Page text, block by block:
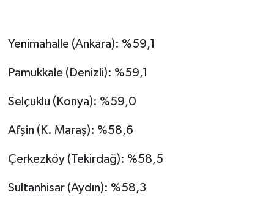
Yenimahalle (Ankara): %59,1
Pamukkale (Denizli): %59,1
Selçuklu (Konya): %59,0
Afşin (K. Maraş): %58,6
Çerkezköy (Tekirdağ): %58,5
Sultanhisar (Aydın): %58,3